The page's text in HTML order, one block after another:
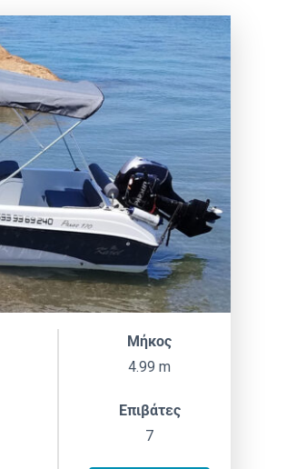
Μήκος
4.99 m
Επιβάτες
7